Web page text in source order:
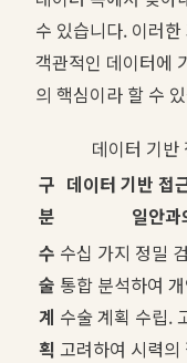
수 있습니다. 이러
객관적인 데이터에
의 핵심이라 할 수
데이터 기반
구
분
데이터 기반 접
일안
수
술
계
획
수십 가지 정밀
통합 분석하여
수술 계획 수립.
고려하여 시력의